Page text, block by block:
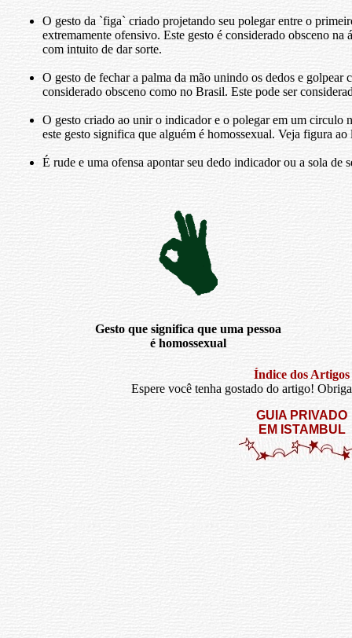
O gesto da `figa` criado projetando seu polegar entre o
extremamente ofensivo. Este gesto é considerado obsceno
com intuito de dar sorte.
O gesto de fechar a palma da mão unindo os dedos e golpear
considerado obsceno como no Brasil. Este pode ser
O gesto criado ao unir o indicador e o polegar em um
este gesto significa que alguém é homossexual. Veja figura ao
É rude e uma ofensa apontar seu dedo indicador ou a sola de
Gesto que significa que uma pessoa
é homossexual
Índice dos Artigos
Espere você tenha gostado do artigo!
GUIA PRIVADO
EM ISTAMBUL